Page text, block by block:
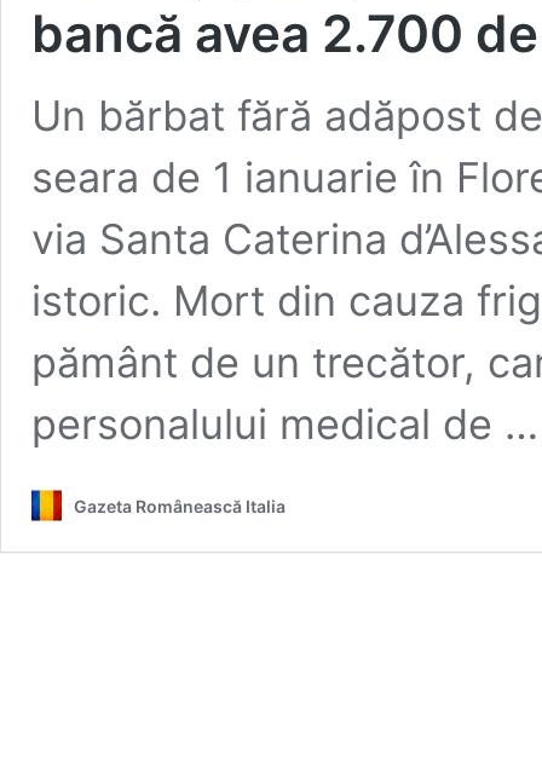
bancă avea 2.700
Un bărbat fără adăpost
seara de 1 ianuarie în
via Santa Caterina
istoric. Mort din cauza
pământ de un trecător,
personalului medical de
Gazeta Românească Italia